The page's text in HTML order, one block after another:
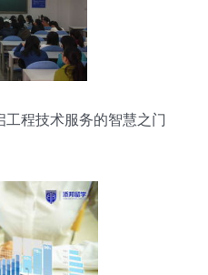
程技术服务的智慧之门